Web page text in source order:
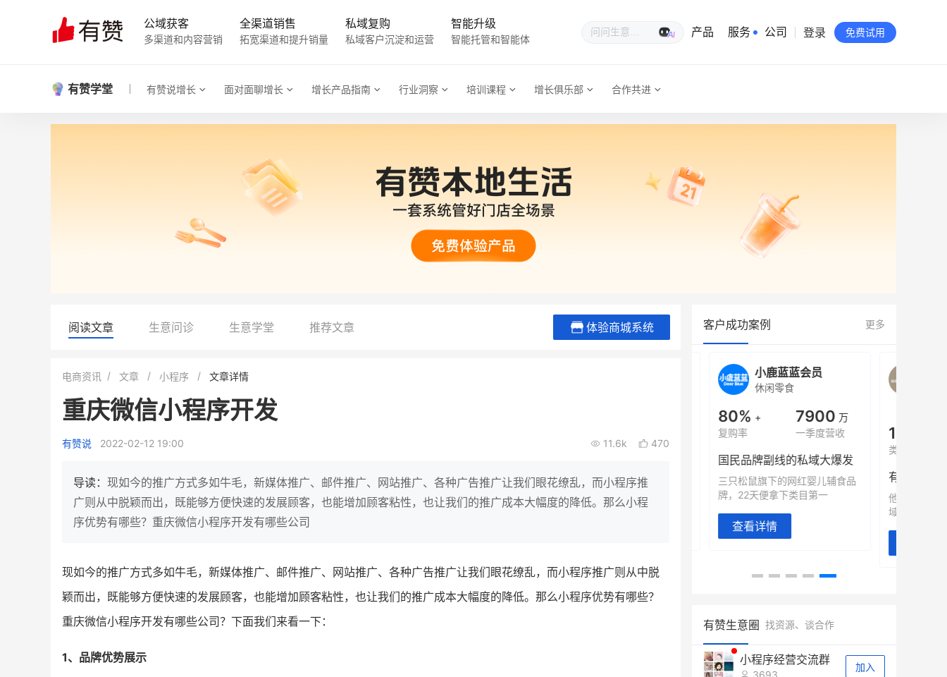
公域获客
多渠道和内容营销
全渠道销售
拓宽渠道和提升销量
私域复购
私域客户沉淀和运营
智能升级
智能托管和智能体
生意专家
产品 服务 公司
有赞公益
站点地图
登录 免费试用
有赞学堂 有赞说增长 面对面聊增长 增长产品指南 行业洞察 培训课程 增长俱乐部 合作共进
阅读文章 生意问诊 生意学堂 推荐文章 体验商城系统
电商资讯 文章 小程序 文章详情
重庆微信小程序开发
有赞说 2022-02-12 19:00 11.6k 470
导读： 现如今的推广方式多如牛毛，新媒体推广、邮件推广、网站推广、各种广告推广让我们眼花缭乱，而小程序推
广则从中脱颖而出，既能够方便快速的发展顾客，也能增加顾客粘性，也让我们的推广成本大幅度的降低。那么小程
序优势有哪些？重庆微信小程序开发有哪些公司
现如今的推广方式多如牛毛，新媒体推广、邮件推广、网站推广、各种广告推广让我们眼花缭乱，而小程序推广则从中脱
颖而出，既能够方便快速的发展顾客，也能增加顾客粘性，也让我们的推广成本大幅度的降低。那么小程序优势有哪些？
重庆微信小程序开发有哪些公司？下面我们来看一下：
1、品牌优势展示
客户成功案例 更多
BEIESTATE贝易品牌
母婴
类目销售额
年度GMV
有货源没流量？母婴馆如何破局
他只用7年做到平台销冠，转战私
域如何破局？
龙贝莱商城
200 万
200
这家女装连锁如何借有赞破局新
零售？
查看详情
IT精英回乡种地，撬动2000万生
意！
私域样本打法！新希望白帝乳业
靠企业微信实现销售额翻 8 倍！
小鹿蓝蓝会员
休闲零食
80% +
复购率
7900 万
一季度营收
国民品牌副线的私域大爆发
三只松鼠旗下的网红婴儿辅食品
牌，22天便拿下类目第一
查看详情
top
类目销售额
他只用7年做
域如何破局？
有赞生意圈 找资源、谈合作
小程序经营交流群
3693
加入